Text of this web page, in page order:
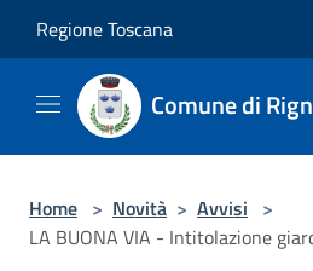
Regione Toscana
Comune di
Home > Novità > Avvisi >
LA BUONA VIA - Intitolazione